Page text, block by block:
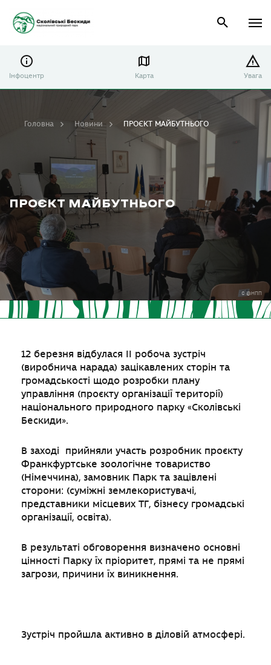
Інфоцентр Карта Увага
ПРОЄКТ МАЙБУТНЬОГО
Головна Новини ПРОЄКТ МАЙБУТНЬОГО
© @НПП
12 березня відбулася ІІ робоча зустріч
(виробнича нарада) зацікавлених сторін та
громадськості щодо розробки плану
управління (проєкту організації території)
національного природного парку «Сколівські
Бескиди».
В заході прийняли участь розробник проєкту
Франкфуртське зоологічне товариство
(Німеччина), замовник Парк та зацівлені
сторони: (суміжні землекористувачі,
представники місцевих ТГ, бізнесу громадські
організації, освіта).
В результаті обговорення визначено основні
цінності Парку їх пріоритет, прямі та не прямі
загрози, причини їх виникнення.
Зустріч пройшла активно в діловій атмосфері.